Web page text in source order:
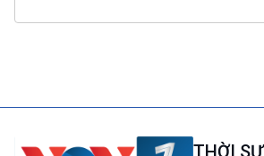
THỜI SỰ